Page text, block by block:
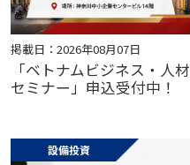
掲載日：2026年08月07日
「ベトナムビジネス・人材
セミナー」申込受付中！
設備投資